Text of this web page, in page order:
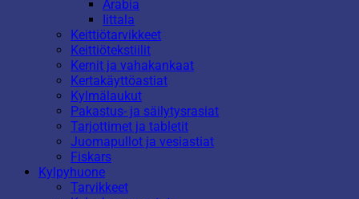
Arabia
Iittala
Keittiötarvikkeet
Keittiötekstiilit
Kernit ja vahakankaat
Kertakäyttöastiat
Kylmälaukut
Pakastus- ja säilytysrasiat
Tarjottimet ja tabletit
Juomapullot ja vesiastiat
Fiskars
Kylpyhuone
Tarvikkeet